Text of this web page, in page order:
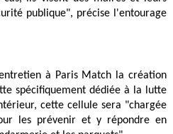
publique", précise l'entourage
à Paris Match la création
spécifiquement dédiée à la lutte
cette cellule sera "chargée
les prévenir et y répondre en